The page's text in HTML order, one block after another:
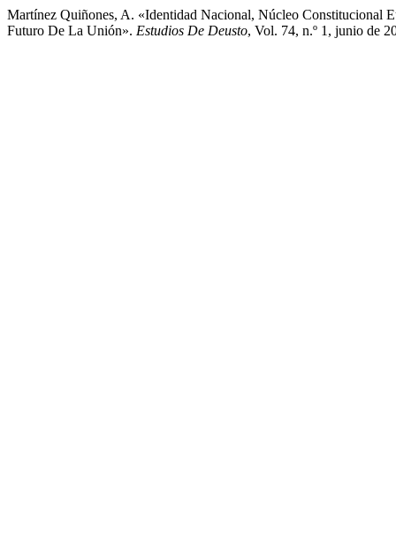
Martínez Quiñones, A. «Identidad Nacional, Núcleo Constitucional
Futuro De La Unión». Estudios De Deusto, Vol. 74, n.º 1, junio de